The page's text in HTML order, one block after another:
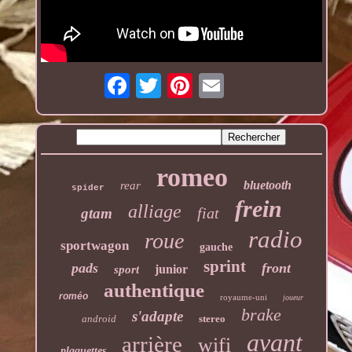
spider rear romeo bluetooth
gtam alliage fiat frein
sportwagon roue gauche radio
pads sport junior sprint front
roméo authentique royaume-uni joueur
android s'adapte stereo brake
arrière wifi avant